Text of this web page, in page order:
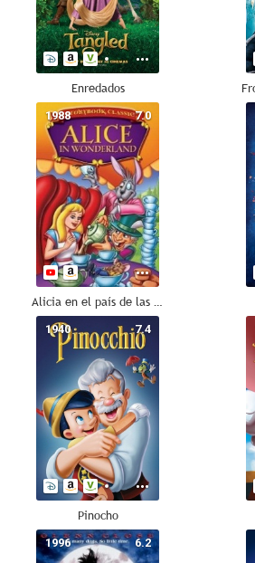
Enredados
7.0
1988
Alicia en el país de las maravillas
7.4
1940
Pinocho
6.2
1996